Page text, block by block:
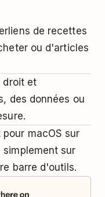
de recettes
ou d'articles
droit et
des données ou
macOS sur
sur
barre d'outils.